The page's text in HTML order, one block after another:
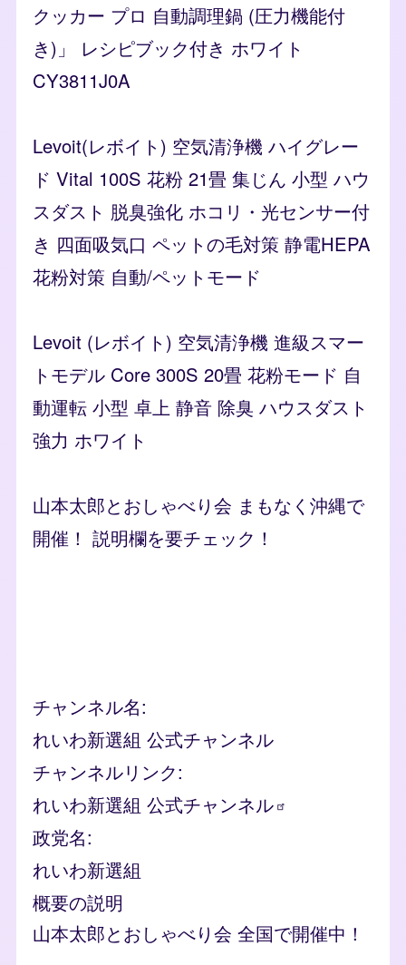
クッカー プロ 自動調理鍋 (圧力機能付
き)」 レシピブック付き ホワイト
CY3811J0A
Levoit(レボイト) 空気清浄機 ハイグレー
ド Vital 100S 花粉 21畳 集じん 小型 ハウ
スダスト 脱臭強化 ホコリ・光センサー付
き 四面吸気口 ペットの毛対策 静電HEPA
花粉対策 自動/ペットモード
Levoit (レボイト) 空気清浄機 進級スマー
トモデル Core 300S 20畳 花粉モード 自
動運転 小型 卓上 静音 除臭 ハウスダスト
強力 ホワイト
山本太郎とおしゃべり会 まもなく沖縄で
開催！ 説明欄を要チェック！
チャンネル名
れいわ新選組 公式チャンネル
チャンネルリンク
れいわ新選組 公式チャンネル
政党名
れいわ新選組
概要の説明
山本太郎とおしゃべり会 全国で開催中！